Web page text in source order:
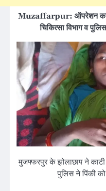
Muzaffarpur: ऑपरेशन कांड
चिकित्सा विभाग व
मुजफ्फरपुर के झोलाछाप ने काटी
पुलिस ने पिंकी